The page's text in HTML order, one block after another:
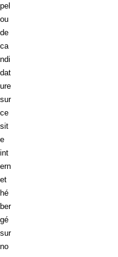
pel
ou
de
ca
ndi
dat
ure
sur
ce
sit
e
int
ern
et
hé
ber
gé
sur
no